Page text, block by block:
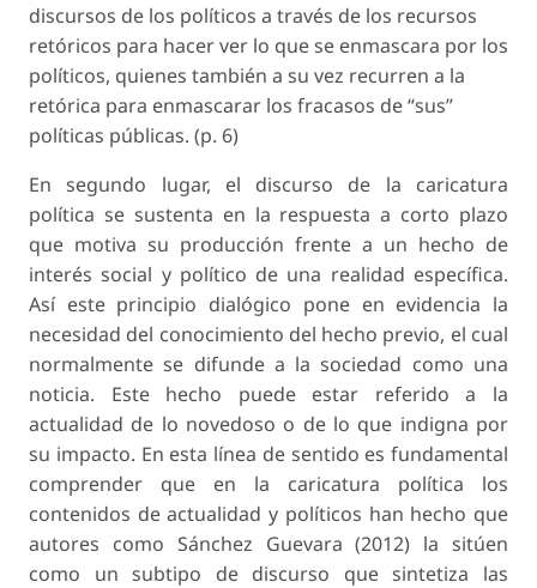
discursos de los políticos a través de los recursos
retóricos para hacer ver lo que se enmascara por los
políticos, quienes también a su vez recurren a la
retórica para enmascarar los fracasos de “sus”
políticas públicas. (p. 6)
En segundo lugar, el discurso de la caricatura
política se sustenta en la respuesta a corto plazo
que motiva su producción frente a un hecho de
interés social y político de una realidad específica.
Así este principio dialógico pone en evidencia la
necesidad del conocimiento del hecho previo, el cual
normalmente se difunde a la sociedad como una
noticia. Este hecho puede estar referido a la
actualidad de lo novedoso o de lo que indigna por
su impacto. En esta línea de sentido es fundamental
comprender que en la caricatura política los
contenidos de actualidad y políticos han hecho que
autores como Sánchez Guevara (2012) la sitúen
como un subtipo de discurso que sintetiza las